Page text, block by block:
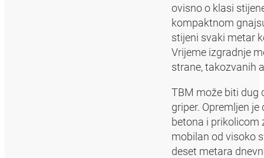
ovisno o klasi
kompaktnom
stijeni svaki metar
Vrijeme izgradnje
strane, takozvanih
TBM može biti dug
griper. Opremljen
betona i prikolicom
mobilan od visoko
deset metara